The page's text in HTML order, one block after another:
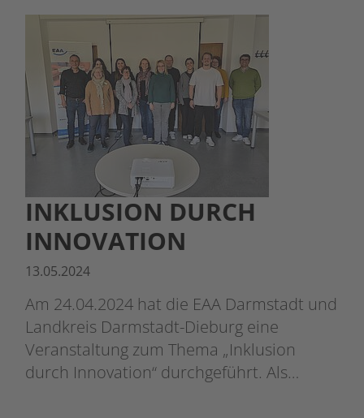
INKLUSION DURCH
INNOVATION
13.05.2024
Am 24.04.2024 hat die EAA Darmstadt und
Landkreis Darmstadt-Dieburg eine
Veranstaltung zum Thema „Inklusion
durch Innovation“ durchgeführt. Als…